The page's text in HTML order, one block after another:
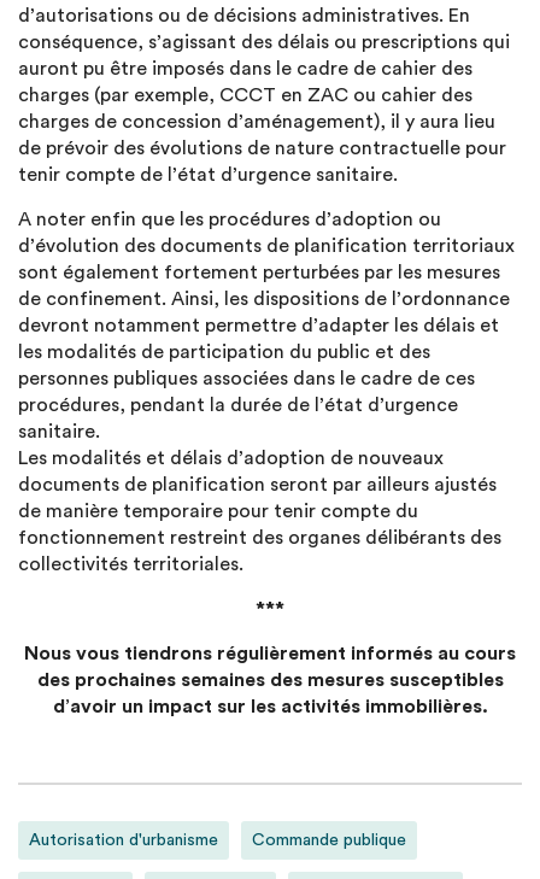
d’autorisations ou de décisions administratives. En
conséquence, s’agissant des délais ou prescriptions qui
auront pu être imposés dans le cadre de cahier des
charges (par exemple, CCCT en ZAC ou cahier des
charges de concession d’aménagement), il y aura lieu
de prévoir des évolutions de nature contractuelle pour
tenir compte de l’état d’urgence sanitaire.
A noter enfin que les procédures d’adoption ou
d’évolution des documents de planification territoriaux
sont également fortement perturbées par les mesures
de confinement. Ainsi, les dispositions de l’ordonnance
devront notamment permettre d’adapter les délais et
les modalités de participation du public et des
personnes publiques associées dans le cadre de ces
procédures, pendant la durée de l’état d’urgence
sanitaire.
Les modalités et délais d’adoption de nouveaux
documents de planification seront par ailleurs ajustés
de manière temporaire pour tenir compte du
fonctionnement restreint des organes délibérants des
collectivités territoriales.
***
Nous vous tiendrons régulièrement informés au cours
des prochaines semaines des mesures susceptibles
d’avoir un impact sur les activités immobilières.
Autorisation d'urbanisme Commande publique